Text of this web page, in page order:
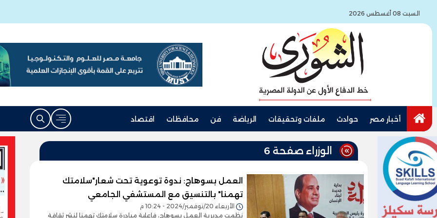
السبت 08 أغسطس 2026
أخبار مصر حوادث ملفات وتحقيقات الرياضة فن محافظات اقتصاد
الوزراء صفحة 6
العمل بسوهاج: ندوة توعوية تحت شعار"سلامتك
تهمنا" بالتنسيق مع المستشفي الجامعي
الأربعاء 20/نوفمبر/2024 - 10:24 م
نظمت مديرية العمل بسوهاج، فاعلية مبادرة سلامتك تهمنا لنشر ثقافة